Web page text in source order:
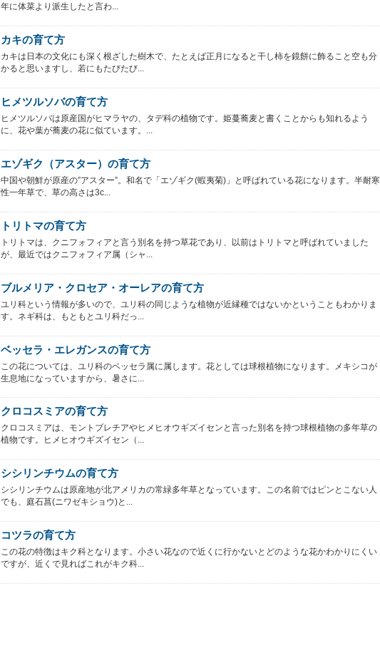
年に体菜より派生したと言わ...
カキの育て方
カキは日本の文化にも深く根ざした樹木で、たとえば正月になると干し柿を鏡餅に飾ること空も分
かると思いますし、若にもたびたび...
ヒメツルソバの育て方
ヒメツルソバは原産国がヒマラヤの、タデ科の植物です。姫蔓蕎麦と書くことからも知れるよう
に、花や葉が蕎麦の花に似ています。...
エゾギク（アスター）の育て方
中国や朝鮮が原産の”アスター”。和名で「エゾギク(蝦夷菊)」と呼ばれている花になります。半耐寒
性一年草で、草の高さは3c...
トリトマの育て方
トリトマは、クニフォフィアと言う別名を持つ草花であり、以前はトリトマと呼ばれていました
が、最近ではクニフォフィア属（シャ...
ブルメリア・クロセア・オーレアの育て方
ユリ科という情報が多いので、ユリ科の同じような植物が近縁種ではないかということもわかりま
す。ネギ科は、もともとユリ科だっ...
ベッセラ・エレガンスの育て方
この花については、ユリ科のベッセラ属に属します。花としては球根植物になります。メキシコが
生息地になっていますから、暑さに...
クロコスミアの育て方
クロコスミアは、モントブレチアやヒメヒオウギズイセンと言った別名を持つ球根植物の多年草の
植物です。ヒメヒオウギズイセン（...
シシリンチウムの育て方
シシリンチウムは原産地が北アメリカの常緑多年草となっています。この名前ではピンとこない人
でも、庭石菖(ニワゼキショウ)と...
コツラの育て方
この花の特徴はキク科となります。小さい花なので近くに行かないとどのような花かわかりにくい
ですが、近くで見ればこれがキク科...